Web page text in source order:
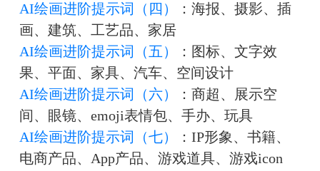
AI绘画进阶提示词（四）
：海报、摄影、插
画、建筑、工艺品、家居
AI绘画进阶提示词（五）
：图标、文字效
果、平面、家具、汽车、空间设计
AI绘画进阶提示词（六）
：商超、展示空
间、眼镜、emoji表情包、手办、玩具
AI绘画进阶提示词（七）
：IP形象、书籍、
电商产品、App产品、游戏道具、游戏icon